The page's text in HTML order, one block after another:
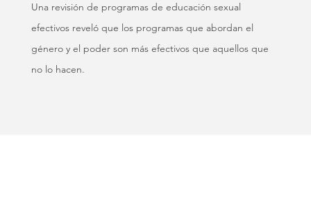
Una revisión de programas de educación sexual
efectivos reveló que los programas que abordan el
género y el poder son más efectivos que aquellos que
no lo hacen.